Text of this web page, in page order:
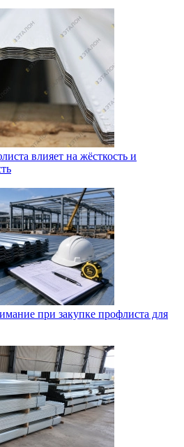
влияет на жёсткость и
при закупке профлиста для